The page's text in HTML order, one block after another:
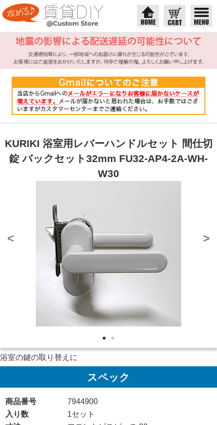
KURIKI 浴室用レバーハンドルセット 間仕切
錠 バックセット32mm FU32-AP4-2A-WH-
W30
< >
浴室の鍵の取り替えに
スペック
商品番号
7944900
入り数
1セット